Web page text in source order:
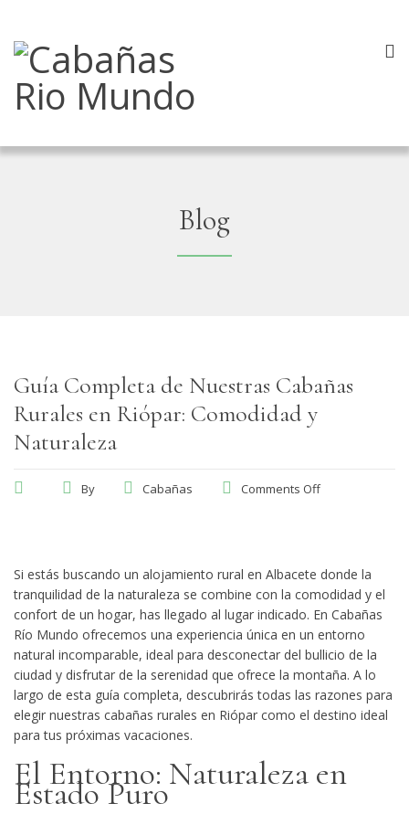
Blog
Guía Completa de Nuestras Cabañas
Rurales en Riópar: Comodidad y
Naturaleza
By Cabañas Comments Off
Si estás buscando un alojamiento rural en Albacete donde la
tranquilidad de la naturaleza se combine con la comodidad y el
confort de un hogar, has llegado al lugar indicado. En Cabañas
Río Mundo ofrecemos una experiencia única en un entorno
natural incomparable, ideal para desconectar del bullicio de la
ciudad y disfrutar de la serenidad que ofrece la montaña. A lo
largo de esta guía completa, descubrirás todas las razones para
elegir nuestras cabañas rurales en Riópar como el destino ideal
para tus próximas vacaciones.
El Entorno: Naturaleza en
Estado Puro